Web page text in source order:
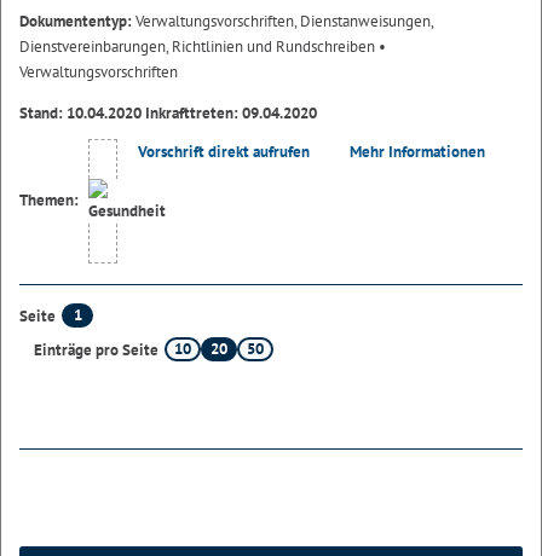
Dokumententyp:Verwaltungsvorschriften, Dienstanweisungen,
Dienstvereinbarungen, Richtlinien und Rundschreiben •
Verwaltungsvorschriften
Stand: 10.04.2020 Inkrafttreten: 09.04.2020
Themen:
Vorschrift direkt aufrufen Mehr Informationen
Seite
1
Einträge pro Seite
10 20 50